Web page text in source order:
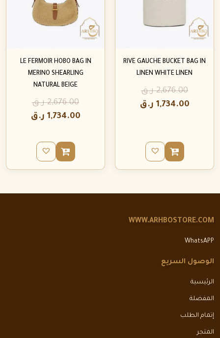
RIVE GAUCHE BUCKET BAG IN
LINEN WHITE LINEN
2,676.00 ر.ق
1,734.00 ر.ق
LE FERMOIR HOBO BAG IN
MERINO SHEARLING
NATURAL BEIGE
2,676.00 ر.ق
1,734.00 ر.ق
WWW.ARHBOSTORE.COM
WhatsAPP
الوصول السريع
الرئيسية
المفضلة
إتمام الطلب
المتجر